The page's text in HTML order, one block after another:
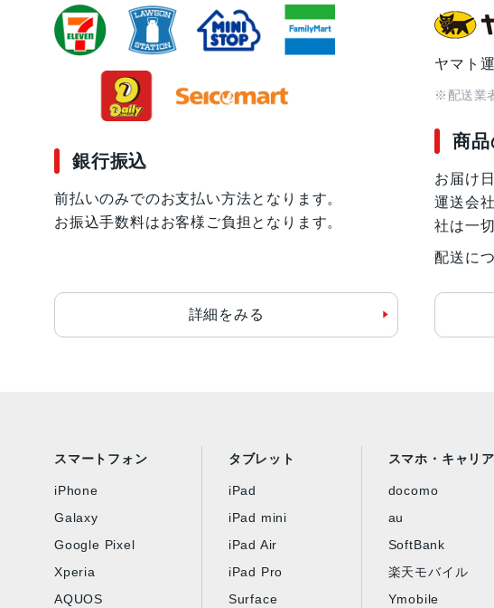
前面カメラ
メモリ容量
バッテリー容
発売日
銀行振込
前払いのみでのお支払い方法となります。
お振込手数料はお客様ご負担となります。
詳細をみる
ヤマト
※配送業
商
お届け
運送会
社は一
配送に
スマートフォン
iPhone
Galaxy
Google Pixel
Xperia
AQUOS
タブレット
iPad
iPad mini
iPad Air
iPad Pro
Surface
スマホ・キャリ
docomo
au
SoftBank
楽天モバイル
Ymobile